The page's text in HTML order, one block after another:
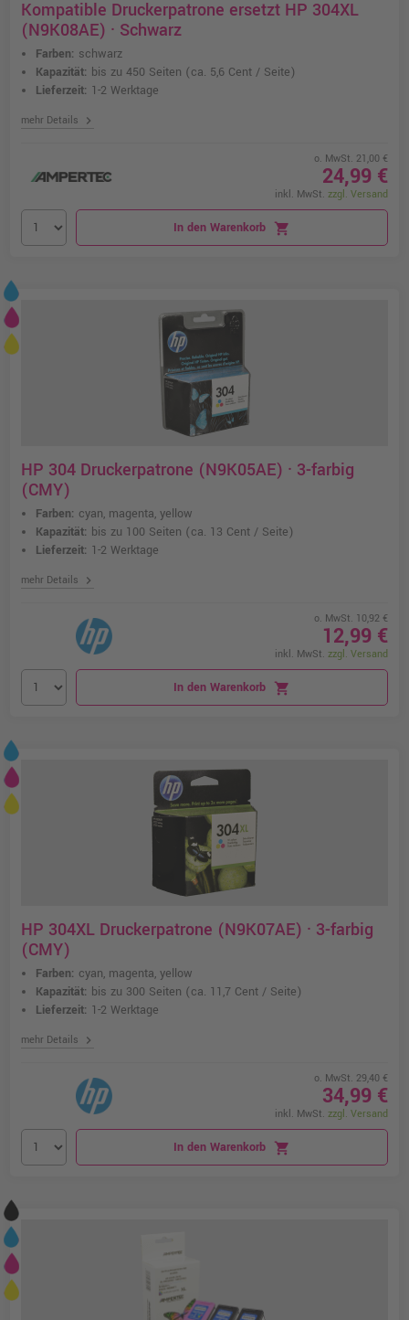
Kompatible Druckerpatrone ersetzt HP 304XL
(N9K08AE) · Schwarz
Farben: schwarz
Kapazität: bis zu 450 Seiten (ca. 5,6 Cent / Seite)
Lieferzeit: 1-2 Werktage
mehr Details chevron_right
o. MwSt. 21,00 €
24,99 €
inkl. MwSt. zzgl. Versand
In den Warenkorb shopping_cart
HP 304 Druckerpatrone (N9K05AE) · 3-farbig
(CMY)
Farben: cyan, magenta, yellow
Kapazität: bis zu 100 Seiten (ca. 13 Cent / Seite)
Lieferzeit: 1-2 Werktage
mehr Details chevron_right
o. MwSt. 10,92 €
12,99 €
inkl. MwSt. zzgl. Versand
In den Warenkorb shopping_cart
HP 304XL Druckerpatrone (N9K07AE) · 3-farbig
(CMY)
Farben: cyan, magenta, yellow
Kapazität: bis zu 300 Seiten (ca. 11,7 Cent / Seite)
Lieferzeit: 1-2 Werktage
mehr Details chevron_right
o. MwSt. 29,40 €
34,99 €
inkl. MwSt. zzgl. Versand
In den Warenkorb shopping_cart